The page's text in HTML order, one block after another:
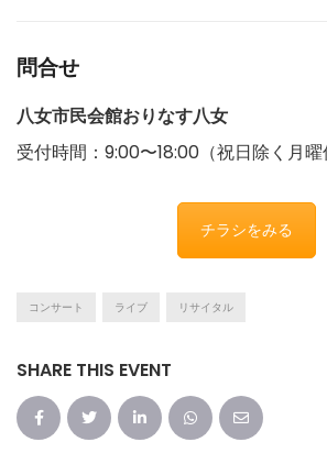
問合せ
八女市民会館おりなす八女
受付時間：9:00〜18:00（祝日除く月曜
チラシをみる
コンサート ライブ リサイタル
SHARE THIS EVENT